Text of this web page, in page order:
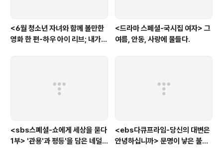
<6월 청소년 자녀와 함께 볼만한
영화 한 편-하우 아이 리브; 내가
<드라마 스페셜-국시집 여자> 그
여름, 안동, 사랑에 물들다.
<sbs스폐셜-쇼에게 세상을 묻다
1부> '관용'과 평등'을 담은 네덜
<ebs다큐프라임-당신의 대변은
안녕하십니까> 문명이 낳은 불치